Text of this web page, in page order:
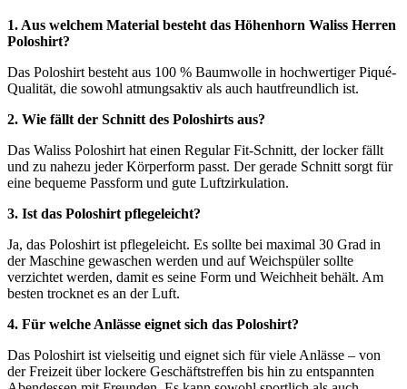
1. Aus welchem Material besteht das Höhenhorn Waliss Herren
Poloshirt?
Das Poloshirt besteht aus 100 % Baumwolle in hochwertiger Piqué-
Qualität, die sowohl atmungsaktiv als auch hautfreundlich ist.
2. Wie fällt der Schnitt des Poloshirts aus?
Das Waliss Poloshirt hat einen Regular Fit-Schnitt, der locker fällt
und zu nahezu jeder Körperform passt. Der gerade Schnitt sorgt für
eine bequeme Passform und gute Luftzirkulation.
3. Ist das Poloshirt pflegeleicht?
Ja, das Poloshirt ist pflegeleicht. Es sollte bei maximal 30 Grad in
der Maschine gewaschen werden und auf Weichspüler sollte
verzichtet werden, damit es seine Form und Weichheit behält. Am
besten trocknet es an der Luft.
4. Für welche Anlässe eignet sich das Poloshirt?
Das Poloshirt ist vielseitig und eignet sich für viele Anlässe – von
der Freizeit über lockere Geschäftstreffen bis hin zu entspannten